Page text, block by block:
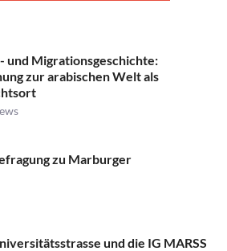
und Migrationsgeschichte:
zur arabischen Welt als
zu Marburger
und die IG MARSS